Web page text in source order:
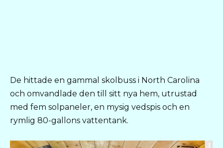
De hittade en gammal skolbuss i North Carolina
och omvandlade den till sitt nya hem, utrustad
med fem solpaneler, en mysig vedspis och en
rymlig 80-gallons vattentank.